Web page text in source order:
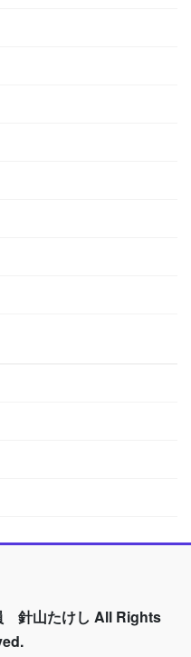
針山たけし All Rights